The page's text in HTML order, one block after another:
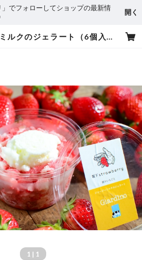
」でフォローしてショップの最新情
開く
削りいちごとミルクのジェラート（6個入り）熨斗付き可 | 坂下strawberry ㅣ 静岡市いちご農家ㅣ いちご・イチゴ・苺
1 | 1